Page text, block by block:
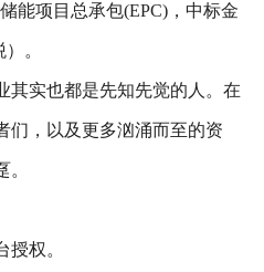
能项目总承包(EPC)，中标金
。
其实也都是先知先觉的人。在
们，以及更多汹涌而至的资
权。